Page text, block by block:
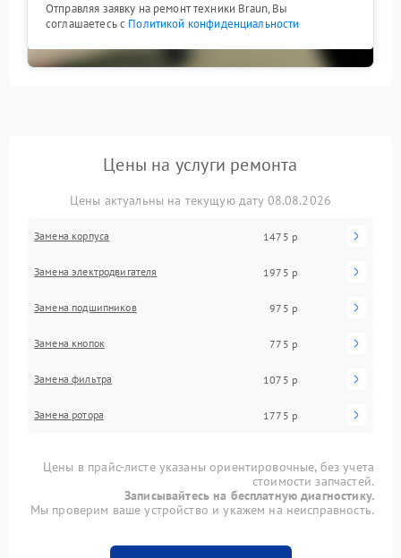
Отправляя заявку на ремонт техники Braun, Вы
соглашаетесь с Политикой конфиденциальности
Цены на услуги ремонта
Цены актуальны на текущую дату 08.08.2026
Замена корпуса 1475 р
Замена электродвигателя 1975 р
Замена подшипников 975 р
Замена кнопок 775 р
Замена фильтра 1075 р
Замена ротора 1775 р
Цены в прайс-листе указаны ориентировочные, без учета
стоимости запчастей.
Записывайтесь на бесплатную диагностику.
Мы проверим ваше устройство и укажем на неисправность.